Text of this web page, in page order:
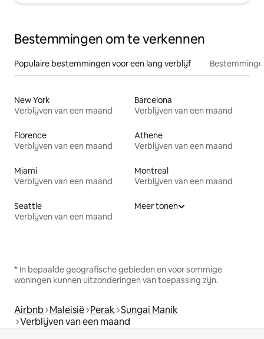
Bestemmingen om te verkennen
Populaire bestemmingen voor een lang verblijf
New York
Verblijven van een maand
Barcelona
Verblijven van een maand
Florence
Verblijven van een maand
Athene
Verblijven van een maand
Miami
Verblijven van een maand
Montreal
Verblijven van een maand
Seattle
Verblijven van een maand
Meer tonen
* In bepaalde geografische gebieden en voor sommige
woningen kunnen uitzonderingen van toepassing zijn.
Airbnb Maleisië Perak Sungai Manik
Verblijven van een maand